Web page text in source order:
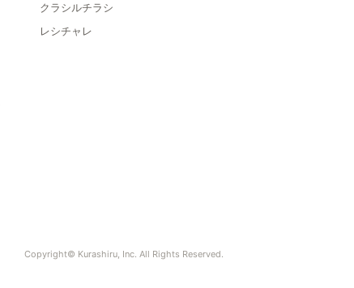
クラシルチラシ
レシチャレ
Copyright© Kurashiru, Inc. All Rights Reserved.